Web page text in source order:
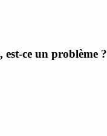
ce un problème ?